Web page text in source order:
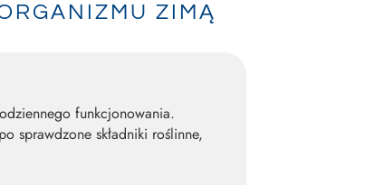
ZIMĄ
funkcjonowania.
sprawdzone składniki roślinne,